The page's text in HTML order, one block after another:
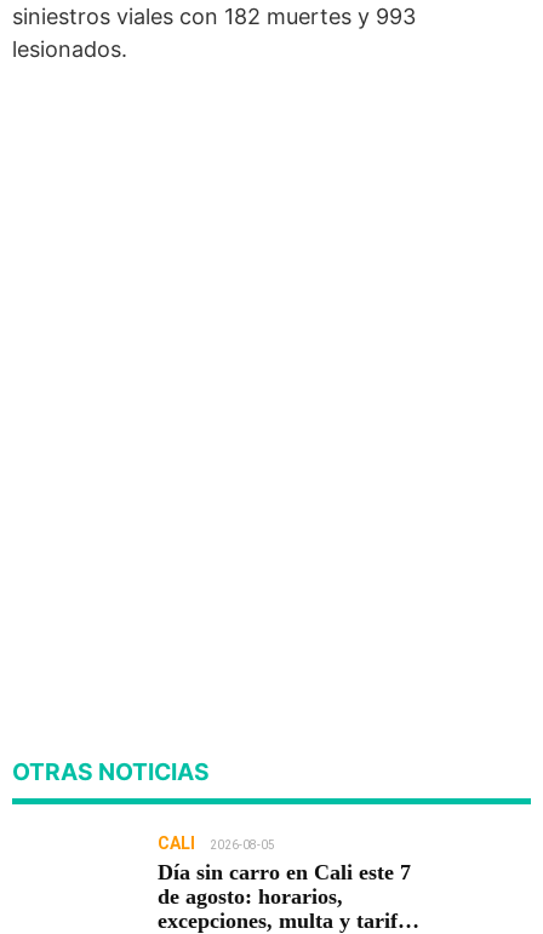
siniestros viales con 182 muertes y 993
lesionados.
OTRAS NOTICIAS
CALI 2026-08-05
Día sin carro en Cali este 7
de agosto: horarios,
excepciones, multa y tarifa